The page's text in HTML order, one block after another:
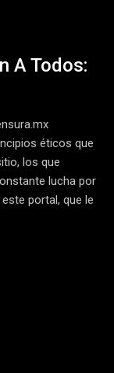
A Todos:
éticos que
los que
lucha por
portal, que le